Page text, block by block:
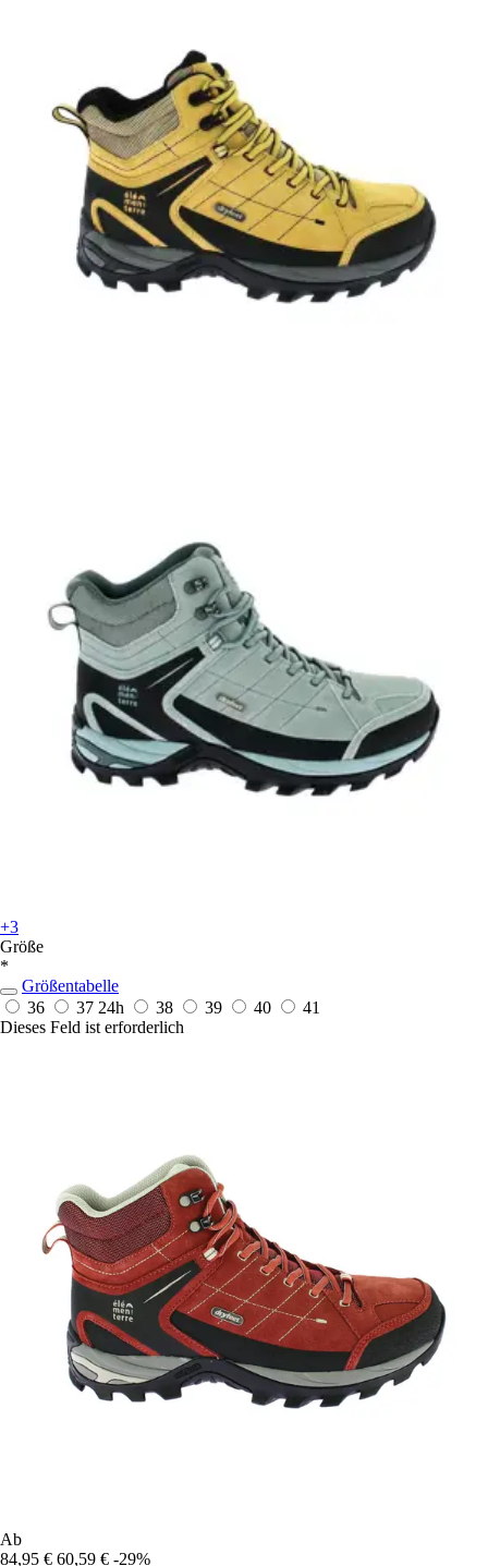
+3
Größe
*
Größentabelle
36
37 24h 38 39 40
41
Dieses Feld ist erforderlich
Ab
84,95 € 60,59 € -29%